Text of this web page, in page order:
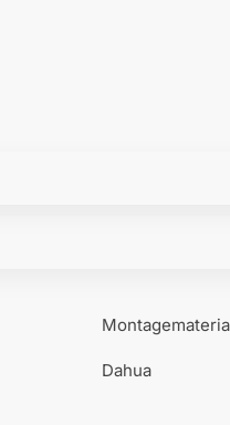
Dahua